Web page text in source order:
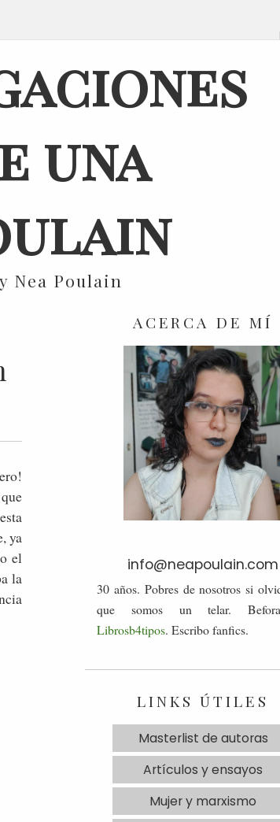
una
Nea Poulain
ya
el
la
ACERCA DE MÍ
info@neapoulain.com
30 años. Pobres de nosotros si
que somos un telar.
Librosb4tipos. Escribo fanfics.
LINKS ÚTILES
Masterlist de autoras
Artículos y ensayos
Mujer y marxismo